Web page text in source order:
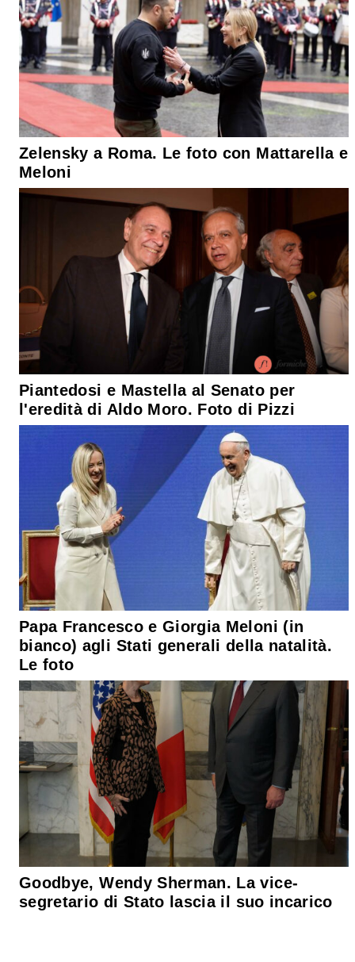
Zelensky a Roma. Le foto con Mattarella e
Meloni
Piantedosi e Mastella al Senato per
l'eredità di Aldo Moro. Foto di Pizzi
Papa Francesco e Giorgia Meloni (in
bianco) agli Stati generali della natalità.
Le foto
Goodbye, Wendy Sherman. La vice-
segretario di Stato lascia il suo incarico